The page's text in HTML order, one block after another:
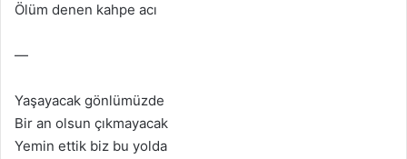
Ölüm denen kahpe acı
—
Yaşayacak gönlümüzde
Bir an olsun çıkmayacak
Yemin ettik biz bu yolda